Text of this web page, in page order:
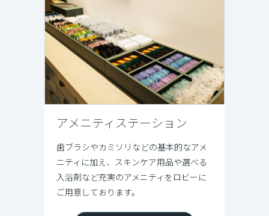
アメニティステーション
歯ブラシやカミソリなどの基本的なアメ
ニティに加え、スキンケア用品や選べる
入浴剤など充実のアメニティをロビーに
ご用意しております。